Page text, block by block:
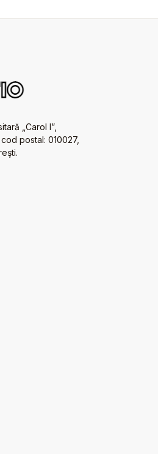
„Carol I”,
postal: 010027,